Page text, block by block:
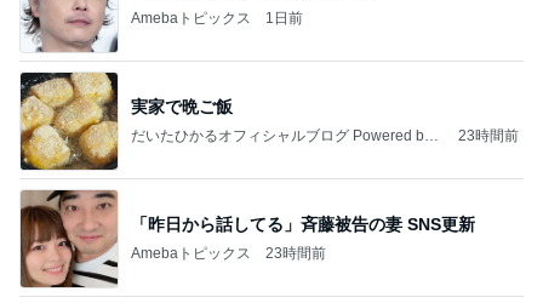
Amebaトピックス 1日前
実家で晩ご飯
だいたひかるオフィシャルブログ Powered by
23時間前
「昨日から話してる」斉藤被告の妻 SNS更新
Amebaトピックス 23時間前